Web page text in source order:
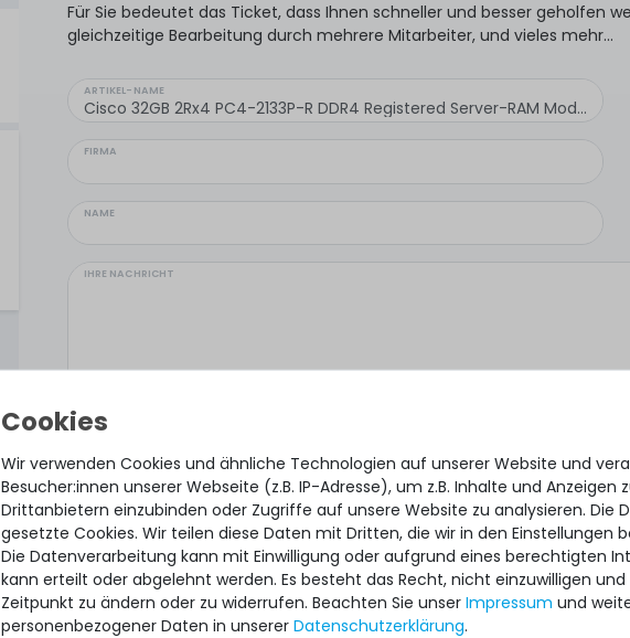
Für Sie bedeutet das Ticket, dass Ihnen schneller und besser geholfen
gleichzeitige Bearbeitung durch mehrere Mitarbeiter, und vieles mehr...
ARTIKEL-NAME
FIRMA
NAME
IHRE NACHRICHT
Hiermit bestätige ich, dass ich dieDaten­schutz­erklärunggelesen
Wir verwenden Cookies und ähnliche Technologien auf unserer Website und
Besucher:innen unserer Webseite (z.B. IP-Adresse), um z.B. Inhalte und Anzeigen
Drittanbietern einzubinden oder Zugriffe auf unsere Website zu analysieren. Die
gesetzte Cookies. Wir teilen diese Daten mit Dritten, die wir in den Einstellungen
Die Datenverarbeitung kann mit Einwilligung oder aufgrund eines berechtigten
kann erteilt oder abgelehnt werden. Es besteht das Recht, nicht einzuwilligen
Zeitpunkt zu ändern oder zu widerrufen. Beachten Sie unser Impressum und
personenbezogener Daten in unserer Daten­schutz­erklärung.